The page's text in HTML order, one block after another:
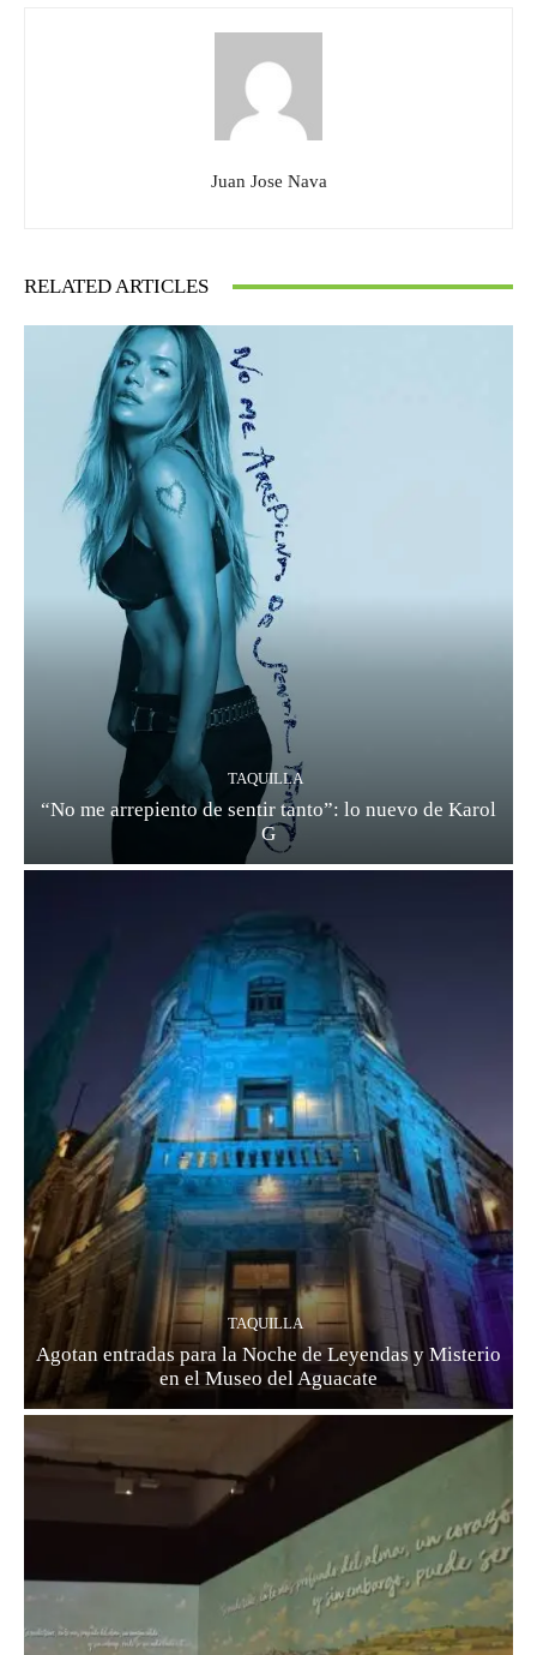
Juan Jose Nava
RELATED ARTICLES
TAQUILLA
“No me arrepiento de sentir tanto”: lo nuevo de Karol
G
TAQUILLA
Agotan entradas para la Noche de Leyendas y Misterio
en el Museo del Aguacate